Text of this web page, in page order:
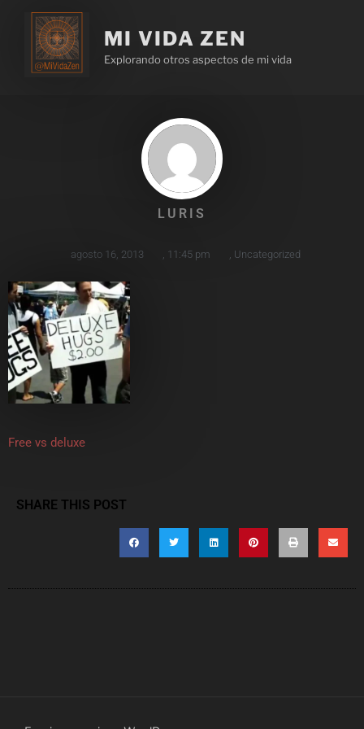
MI VIDA ZEN
Explorando otros aspectos de mi vida
LURIS
agosto 16, 2013 11:45 pm Uncategorized
Free vs deluxe
SHARE THIS POST